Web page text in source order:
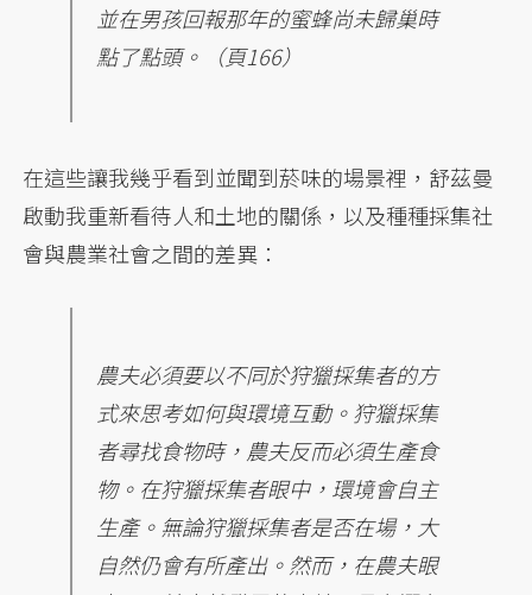
並在男孩回報那年的蜜蜂尚未歸巢時
點了點頭。（頁166）
在這些讓我幾乎看到並聞到菸味的場景裡，舒茲曼
啟動我重新看待人和土地的關係，以及種種採集社
會與農業社會之間的差異：
農夫必須要以不同於狩獵採集者的方
式來思考如何與環境互動。狩獵採集
者尋找食物時，農夫反而必須生產食
物。在狩獵採集者眼中，環境會自主
生產。無論狩獵採集者是否在場，大
自然仍會有所產出。然而，在農夫眼